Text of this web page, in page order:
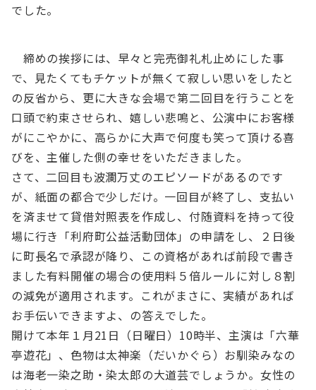
でした。
締めの挨拶には、早々と完売御礼札止めにした事
で、見たくてもチケットが無くて寂しい思いをしたと
の反省から、更に大きな会場で第二回目を行うことを
口頭で約束させられ、嬉しい悲鳴と、公演中にお客様
がにこやかに、高らかに大声で何度も笑って頂ける喜
びを、主催した側の幸せをいただきました。
さて、二回目も波瀾万丈のエピソードがあるのです
が、紙面の都合で少しだけ。一回目が終了し、支払い
を済ませて貸借対照表を作成し、付随資料を持って役
場に行き「利府町公益活動団体」の申請をし、２日後
に町長名で承認が降り、この資格があれば前段で書き
ました有料開催の場合の使用料５倍ルールに対し８割
の減免が適用されます。これがまさに、実績があれば
お手伝いできますよ、の答えでした。
開けて本年１月21日（日曜日）10時半、主演は「六華
亭遊花」、色物は太神楽（だいかぐら）お馴染みなの
は海老一染之助・染太郎の大道芸でしょうか。女性の